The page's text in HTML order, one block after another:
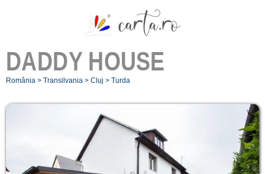
DADDY HOUSE
România > Transilvania > Cluj > Turda